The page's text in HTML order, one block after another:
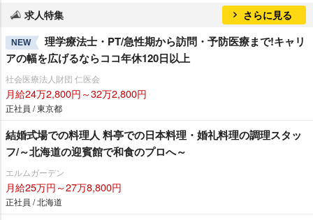
求人特集 さらに見る
NEW
理学療法士・PT/急性期から訪問・予防医療まで!キャリ
アの幅を広げるならココ年休120日以上
社会医療法人財団 仁医会
月給24万2,800円～32万2,800円
正社員 / 東京都
結婚式場での料理人 料亭での日本料理・婚礼料理の調理スタッ
フ/～北海道の迎賓館で和食のプロへ～
エルムガーデン
月給25万円～27万8,800円
正社員 / 北海道